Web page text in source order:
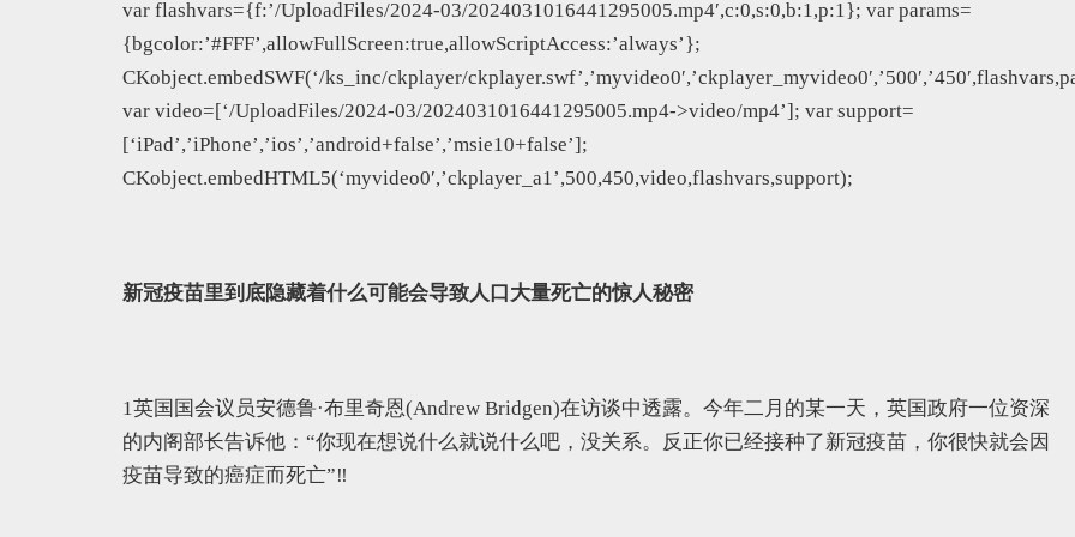
var flashvars={f:’/UploadFiles/2024-03/2024031016441295005.mp4′,c:0,s:0,b:1,p:1}; var params=
{bgcolor:’#FFF’,allowFullScreen:true,allowScriptAccess:’always’};
CKobject.embedSWF(‘/ks_inc/ckplayer/
var video=[‘/UploadFiles/2024-03/2024031016441295005.mp4->video/mp4’]; var support=
[‘iPad’,’iPhone’,’ios’,’android+false’,’msie10+false’];
CKobject.embedHTML5(‘myvideo0′,’ckplayer_a1’,500,450,video,flashvars,support);
新冠疫苗里到底隐藏着什么可能会导致人口大量死亡的惊人秘密
1️英国国会议员安德鲁·布里奇恩(Andrew Bridgen)在访谈中透露。今年二月的某一天，英国政府一位资深
的内阁部长告诉他：“你现在想说什么就说什么吧，没关系。反正你已经接种了新冠疫苗，你很快就会因
疫苗导致的癌症而死亡”‼️